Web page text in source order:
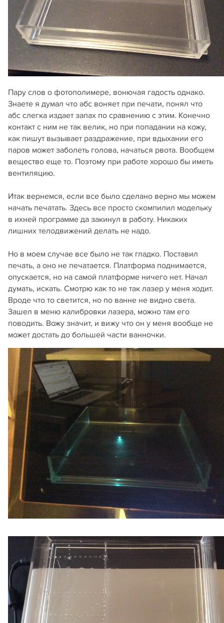
Пару слов о фотополимере, вонючая гадость однако.
Знаете я думал что абс воняет при печати, понял что
абс слегка издает запах по сравнению с этим. Конечно
контакт с ним не так велик, но при попадании на кожу,
как пишут вызывает раздражение, при вдыхании его
паров может заболеть голова, начаться рвота. Вообщем
вещество еще то. Поэтому при работе хорошо бы иметь
вентиляцию.
Итак вернемся, если все было сделано верно мы можем
начать печатать. Здесь все просто скомпилил модельку
в ихней программе да закинул в работу. Никаких
лишних телодвижений делать не надо.
Но в моем случае все было не так гладко. Поставил
печать, а оно не печатается. Платформа поднимается,
опускается, но на самой платформе ничего нет. Начал
думать, искать. Смотрю как то не так лазер у меня ходит.
Вроде что то светится, но по ванне не видно света.
Зашел в меню калибровки лазера, можно там его
поводить. Вожу значит, и вижу что он у меня вообще не
может достать до большей части ванночки.